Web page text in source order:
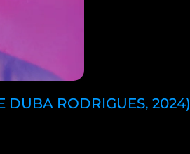
DUBA RODRIGUES, 2024)